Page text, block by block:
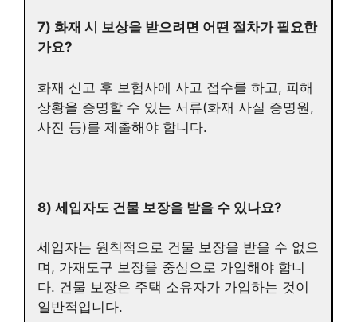
7) 화재 시 보상을 받으려면 어떤 절차가 필요한
가요?
화재 신고 후 보험사에 사고 접수를 하고, 피해
상황을 증명할 수 있는 서류(화재 사실 증명원,
사진 등)를 제출해야 합니다.
8) 세입자도 건물 보장을 받을 수 있나요?
세입자는 원칙적으로 건물 보장을 받을 수 없으
며, 가재도구 보장을 중심으로 가입해야 합니
다. 건물 보장은 주택 소유자가 가입하는 것이
일반적입니다.